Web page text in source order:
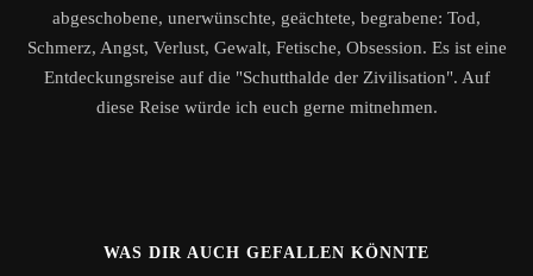
abgeschobene, unerwünschte, geächtete, begrabene: Tod,
Schmerz, Angst, Verlust, Gewalt, Fetische, Obsession. Es ist eine
Entdeckungsreise auf die "Schutthalde der Zivilisation". Auf
diese Reise würde ich euch gerne mitnehmen.
WAS DIR AUCH GEFALLEN KÖNNTE